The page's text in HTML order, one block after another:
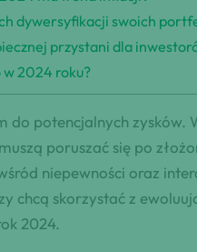
dywersyfikacji swoich
przystani dla
2024 roku?
do potencjalnych
poruszać się po
niepewności oraz
skorzystać z
2024.